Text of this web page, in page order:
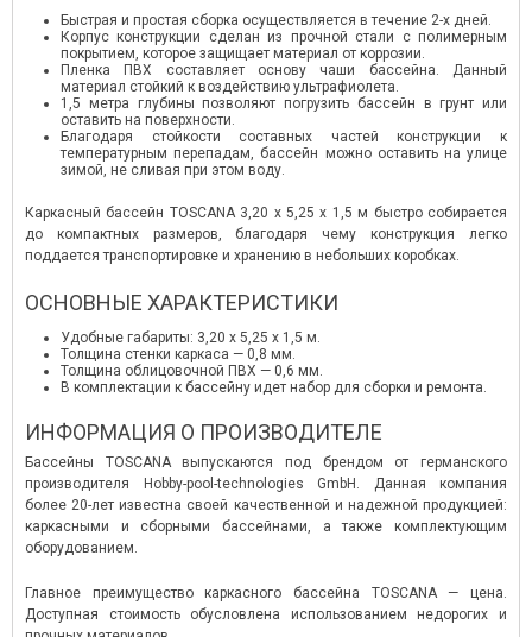
Быстрая и простая сборка осуществляется в течение 2-х дней.
Корпус конструкции сделан из прочной стали с полимерным
покрытием, которое защищает материал от коррозии.
Пленка ПВХ составляет основу чаши бассейна. Данный
материал стойкий к воздействию ультрафиолета.
1,5 метра глубины позволяют погрузить бассейн в грунт или
оставить на поверхности.
Благодаря стойкости составных частей конструкции к
температурным перепадам, бассейн можно оставить на улице
зимой, не сливая при этом воду.
Каркасный бассейн TOSCANA 3,20 х 5,25 х 1,5 м быстро собирается
до компактных размеров, благодаря чему конструкция легко
поддается транспортировке и хранению в небольших коробках.
ОСНОВНЫЕ ХАРАКТЕРИСТИКИ
Удобные габариты: 3,20 х 5,25 х 1,5 м.
Толщина стенки каркаса — 0,8 мм.
Толщина облицовочной ПВХ — 0,6 мм.
В комплектации к бассейну идет набор для сборки и ремонта.
ИНФОРМАЦИЯ О ПРОИЗВОДИТЕЛЕ
Бассейны TOSCANA выпускаются под брендом от германского
производителя Hobby-pool-technologies GmbH. Данная компания
более 20-лет известна своей качественной и надежной продукцией:
каркасными и сборными бассейнами, а также комплектующим
оборудованием.
Главное преимущество каркасного бассейна TOSCANА — цена.
Доступная стоимость обусловлена использованием недорогих и